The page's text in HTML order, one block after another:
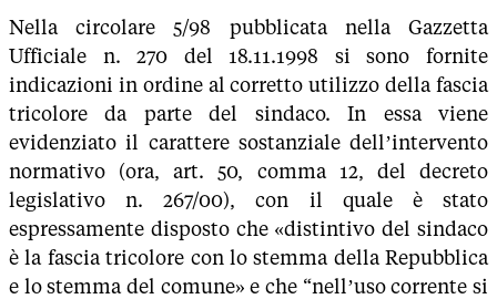
Nella circolare 5/98 pubblicata nella Gazzetta
Ufficiale n. 270 del 18.11.1998 si sono fornite
indicazioni in ordine al corretto utilizzo della fascia
tricolore da parte del sindaco. In essa viene
evidenziato il carattere sostanziale dell’intervento
normativo (ora, art. 50, comma 12, del decreto
legislativo n. 267/00), con il quale è stato
espressamente disposto che «distintivo del sindaco
è la fascia tricolore con lo stemma della Repubblica
e lo stemma del comune» e che “nell’uso corrente si